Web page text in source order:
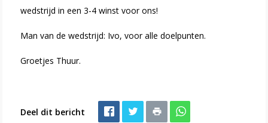
wedstrijd in een 3-4 winst voor ons!
Man van de wedstrijd: Ivo, voor alle doelpunten.
Groetjes Thuur.
Deel dit bericht